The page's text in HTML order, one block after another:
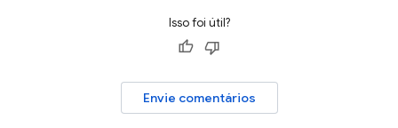
Isso foi útil?
Envie comentários